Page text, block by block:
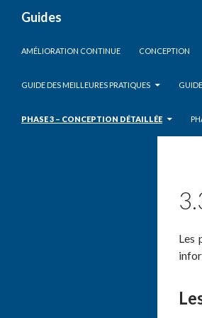
Guides
AMÉLIORATION CONTINUE
CONCEPTION
GUIDE DES MEILLEURES PRATIQUES
PHASE 3 – CONCEPTION DÉTAILLÉE
Les